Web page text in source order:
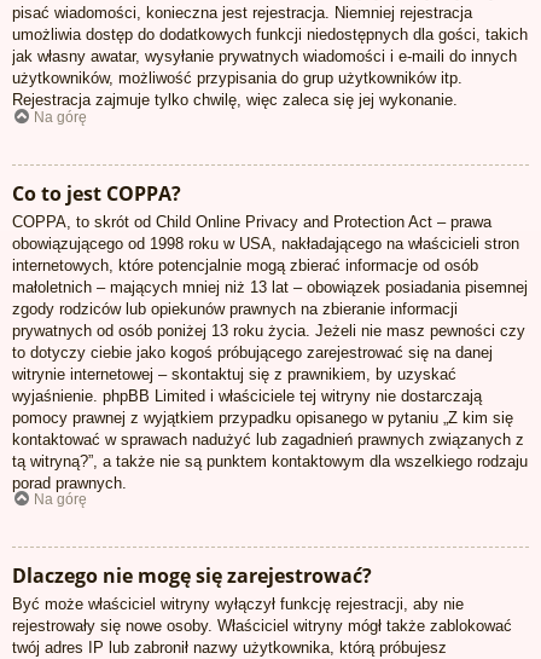
pisać wiadomości, konieczna jest rejestracja. Niemniej rejestracja
umożliwia dostęp do dodatkowych funkcji niedostępnych dla gości, takich
jak własny awatar, wysyłanie prywatnych wiadomości i e-maili do innych
użytkowników, możliwość przypisania do grup użytkowników itp.
Rejestracja zajmuje tylko chwilę, więc zaleca się jej wykonanie.
Na górę
Co to jest COPPA?
COPPA, to skrót od Child Online Privacy and Protection Act – prawa
obowiązującego od 1998 roku w USA, nakładającego na właścicieli stron
internetowych, które potencjalnie mogą zbierać informacje od osób
małoletnich – mających mniej niż 13 lat – obowiązek posiadania pisemnej
zgody rodziców lub opiekunów prawnych na zbieranie informacji
prywatnych od osób poniżej 13 roku życia. Jeżeli nie masz pewności czy
to dotyczy ciebie jako kogoś próbującego zarejestrować się na danej
witrynie internetowej – skontaktuj się z prawnikiem, by uzyskać
wyjaśnienie. phpBB Limited i właściciele tej witryny nie dostarczają
pomocy prawnej z wyjątkiem przypadku opisanego w pytaniu „Z kim się
kontaktować w sprawach nadużyć lub zagadnień prawnych związanych z
tą witryną?”, a także nie są punktem kontaktowym dla wszelkiego rodzaju
porad prawnych.
Na górę
Dlaczego nie mogę się zarejestrować?
Być może właściciel witryny wyłączył funkcję rejestracji, aby nie
rejestrowały się nowe osoby. Właściciel witryny mógł także zablokować
twój adres IP lub zabronił nazwy użytkownika, którą próbujesz